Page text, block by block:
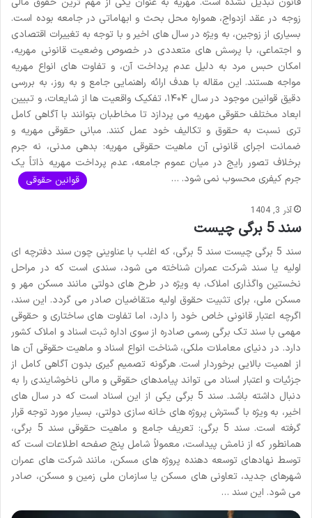
زوجه در عقد ازدواج، همواره محل بحث و ابهاماتی در جامعه بوده است.
بسیاری از زوجین، به ویژه در سال های اخیر و با توجه به تغییرات اقتصادی
و اجتماعی، با پرسش های متعددی در خصوص وضعیت قانونی مهریه،
امکان حبس مرد به دلیل عدم پرداخت آن، و تفاوت های انواع مهریه
مواجه هستند. این مقاله با هدف ارائه راهنمایی جامع و به روز، به بررسی
دقیق قوانین موجود در سال ۱۴۰۴، تفکیک واقعیت ها از شایعات، و تبیین
ابعاد مختلف حقوقی مهریه می پردازد تا مخاطبان بتوانند با آگاهی کامل
تری نسبت به حقوق و تکالیف خود عمل کنند. مبانی حقوقی مهریه و
ضمانت اجرای قانونی آن ماهیت حقوقی مهریه: بدهی مدنی، نه جرم
برخلاف تصور رایج در میان عموم جامعه، عدم پرداخت مهریه ذاتاً یک
جرم کیفری محسوب نمی شود. …
قوانین حقوقی
آذر 3, 1404
سند 5 برگی چیست
سند 5 برگی چیست سند 5 برگی، که اغلب با عناوینی چون سند دفترچه ای
اولیه یا سند شرکت عمران شناخته می شود، سندی است که در مراحل
نخستین واگذاری املاک، به ویژه در طرح های دولتی مانند مسکن مهر و
مسکن ملی، برای تثبیت حقوق اولیه متقاضیان صادر می گردد. این سند،
اگرچه اعتبار قانونی خاص خود را دارد، اما تفاوت های ساختاری و حقوقی
مهمی با سند تک برگی رسمی صادره از سوی اداره ثبت اسناد و املاک کشور
دارد. در دنیای معاملات ملکی، شناخت انواع اسناد و ماهیت حقوقی آن ها
از اهمیت بالایی برخوردار است. هرگونه تصمیم گیری بدون آگاهی کامل از
جزئیات و اعتبار اسناد می تواند پیامدهای حقوقی و مالی ناخوشایندی را به
دنبال داشته باشد. سند 5 برگی یکی از این اسناد است که در سال های
اخیر، به ویژه با گسترش پروژه های خانه سازی دولتی، بسیار مورد توجه قرار
گرفته است. سند 5 برگی: تعریف جامع و ماهیت حقوقی سند 5 برگی،
همانطور که از نامش پیداست، معمولاً شامل پنج صفحه اطلاعات است که
توسط نهادهای توسعه دهنده پروژه های مسکن، مانند شرکت های عمران
شهرهای جدید، تعاونی های مسکن یا سازمان ملی زمین و مسکن، صادر
می شود. این سند …